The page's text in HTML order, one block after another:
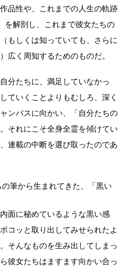
品性や、これまでの人生の軌跡
を解剖し、これまで彼女たちの
もしくは知っていても、さらに
広く周知するためのものだ。
分たちに、満足していなかっ
ていくことよりもむしろ、深く
ンバスに向かい、「自分たちの
それにこそ全身全霊を傾けてい
連載の中断を選び取ったのであ
筆から生まれてきた、「黒い
面に秘めているような黒い感
コッと取り出してみせられたよ
そんなものを生み出してしまっ
彼女たちはますます向かい合っ